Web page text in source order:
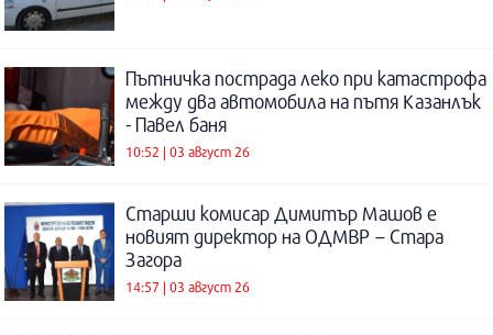
Пътничка пострада леко при катастрофа
между два автомобила на пътя Казанлък
- Павел баня
10:52 | 03 август 26
Старши комисар Димитър Машов е
новият директор на ОДМВР – Стара
Загора
14:57 | 03 август 26